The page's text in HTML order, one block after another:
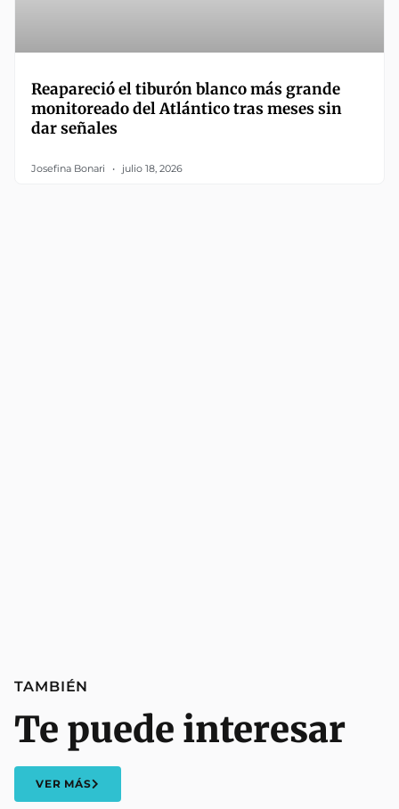
Reapareció el tiburón blanco más grande
monitoreado del Atlántico tras meses sin
dar señales
Josefina Bonari julio 18, 2026
TAMBIÉN
Te puede interesar
VER MÁS